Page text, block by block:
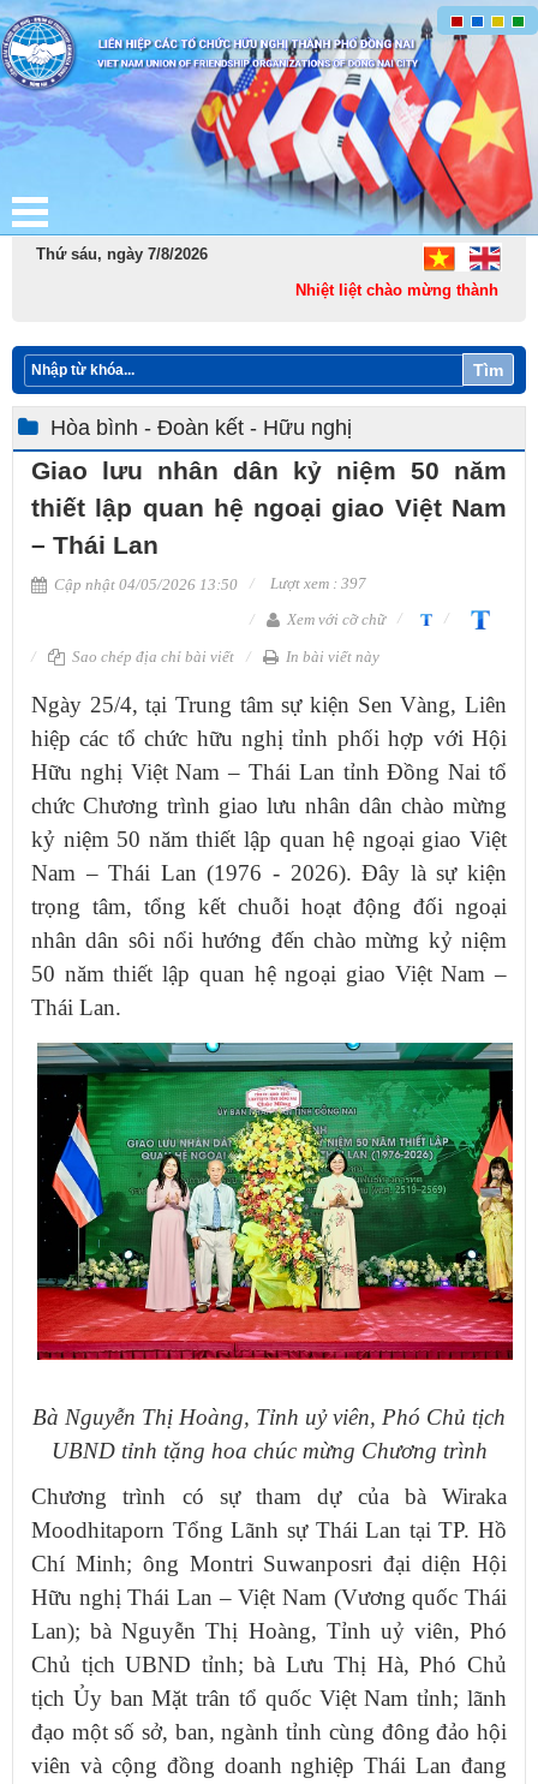
Thứ sáu, ngày 7/8/2026
Nhiệt liệt chào mừng thành lập
Tìm
Hòa bình - Đoàn kết - Hữu nghị
Giao lưu nhân dân kỷ niệm 50 năm
thiết lập quan hệ ngoại giao Việt Nam
– Thái Lan
Cập nhật 04/05/2026 13:50
Lượt xem : 397
Xem với cỡ chữ
Sao chép địa chỉ bài viết In bài viết này
Ngày 25/4, tại Trung tâm sự kiện Sen Vàng, Liên
hiệp các tổ chức hữu nghị tỉnh phối hợp với Hội
Hữu nghị Việt Nam – Thái Lan tỉnh Đồng Nai tổ
chức Chương trình giao lưu nhân dân chào mừng
kỷ niệm 50 năm thiết lập quan hệ ngoại giao Việt
Nam – Thái Lan (1976 - 2026). Đây là sự kiện
trọng tâm, tổng kết chuỗi hoạt động đối ngoại
nhân dân sôi nổi hướng đến chào mừng kỷ niệm
50 năm thiết lập quan hệ ngoại giao Việt Nam –
Thái Lan.
Bà Nguyễn Thị Hoàng, Tỉnh uỷ viên, Phó Chủ tịch
UBND tỉnh tặng hoa chúc mừng Chương trình
Chương trình có sự tham dự của bà Wiraka
Moodhitaporn Tổng Lãnh sự Thái Lan tại TP. Hồ
Chí Minh; ông Montri Suwanposri đại diện Hội
Hữu nghị Thái Lan – Việt Nam (Vương quốc Thái
Lan); bà Nguyễn Thị Hoàng, Tỉnh uỷ viên, Phó
Chủ tịch UBND tỉnh; bà Lưu Thị Hà, Phó Chủ
tịch Ủy ban Mặt trân tổ quốc Việt Nam tỉnh; lãnh
đạo một số sở, ban, ngành tỉnh cùng đông đảo hội
viên và cộng đồng doanh nghiệp Thái Lan đang